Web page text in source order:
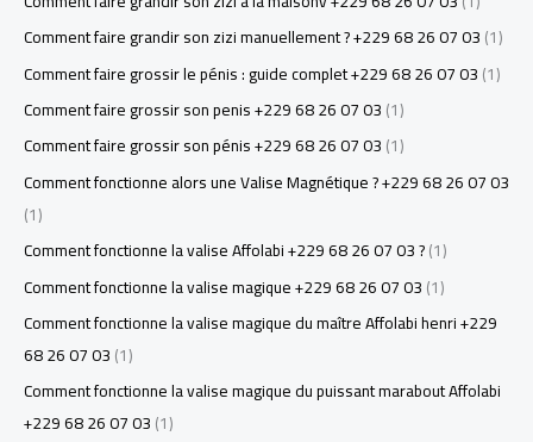
Comment faire grandir son zizi manuellement ? +229 68 26 07 03(1)
Comment faire grossir le pénis : guide complet +229 68 26 07 03(1)
Comment faire grossir son penis +229 68 26 07 03(1)
Comment faire grossir son pénis +229 68 26 07 03(1)
Comment fonctionne alors une Valise Magnétique ? +229 68 26 07 03
(1)
Comment fonctionne la valise Affolabi +229 68 26 07 03 ?(1)
Comment fonctionne la valise magique +229 68 26 07 03(1)
Comment fonctionne la valise magique du maître Affolabi henri +229
68 26 07 03(1)
Comment fonctionne la valise magique du puissant marabout Affolabi
+229 68 26 07 03(1)